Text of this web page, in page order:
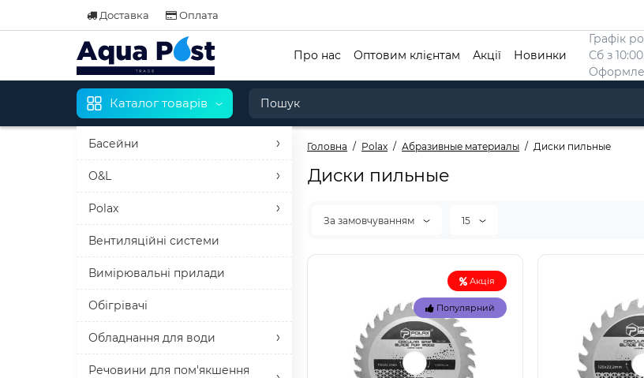
Доставка Оплата
Графік
Сб з
Про нас Оптовим клієнтам Акції Новинки
Каталог товарів
Басейни
O&L
Polax
Вентиляційні системи
Вимірювальні прилади
Обігрівачі
Обладнання для води
Речовини для пом'якшення
Головна Polax Абразивные материалы Диски пильные
Диски пильные
За замовчуванням 15
Акція
Популярний